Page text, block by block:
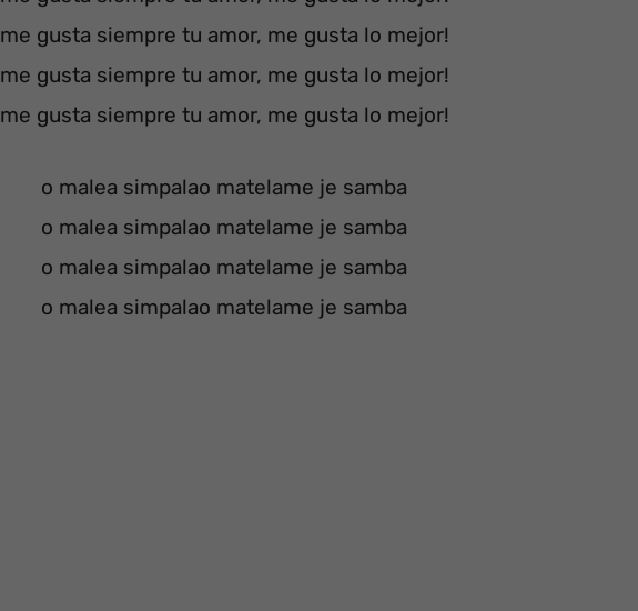
me gusta siempre tu amor, me gusta lo mejor!
me gusta siempre tu amor, me gusta lo mejor!
me gusta siempre tu amor, me gusta lo mejor!
o malea simpalao matelame je samba
o malea simpalao matelame je samba
o malea simpalao matelame je samba
o malea simpalao matelame je samba